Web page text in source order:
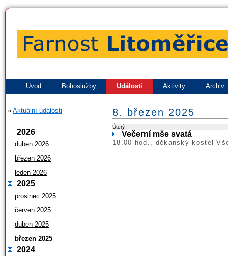
Úvod Bohoslužby Události Aktivity Archiv
» Aktuální události
2026
duben 2026
březen 2026
leden 2026
2025
prosinec 2025
červen 2025
duben 2025
březen 2025
2024
8. březen 2025
Úterý
Večerní mše svatá
18.00 hod., děkanský kostel